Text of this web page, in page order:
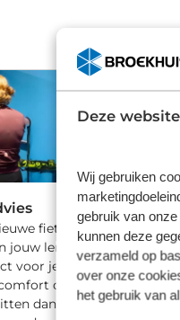
Deze
Wij gebruiken
gebruik van
kunnen deze
verzameld op
over onze
het gebruik van
fiets stellen
jouw lengte en
voor je af. Wil
of fiets je
dan gaat de